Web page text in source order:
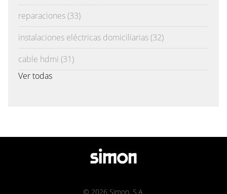
reparaciones(33)
instalaciones eléctricas domiciliarias(32)
cable hdmi (31)
Ver todas
© 2026 Simon, S.A.